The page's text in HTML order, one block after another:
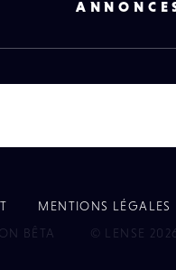
MENTIONS LÉGALES
BÊTA
© LENSE